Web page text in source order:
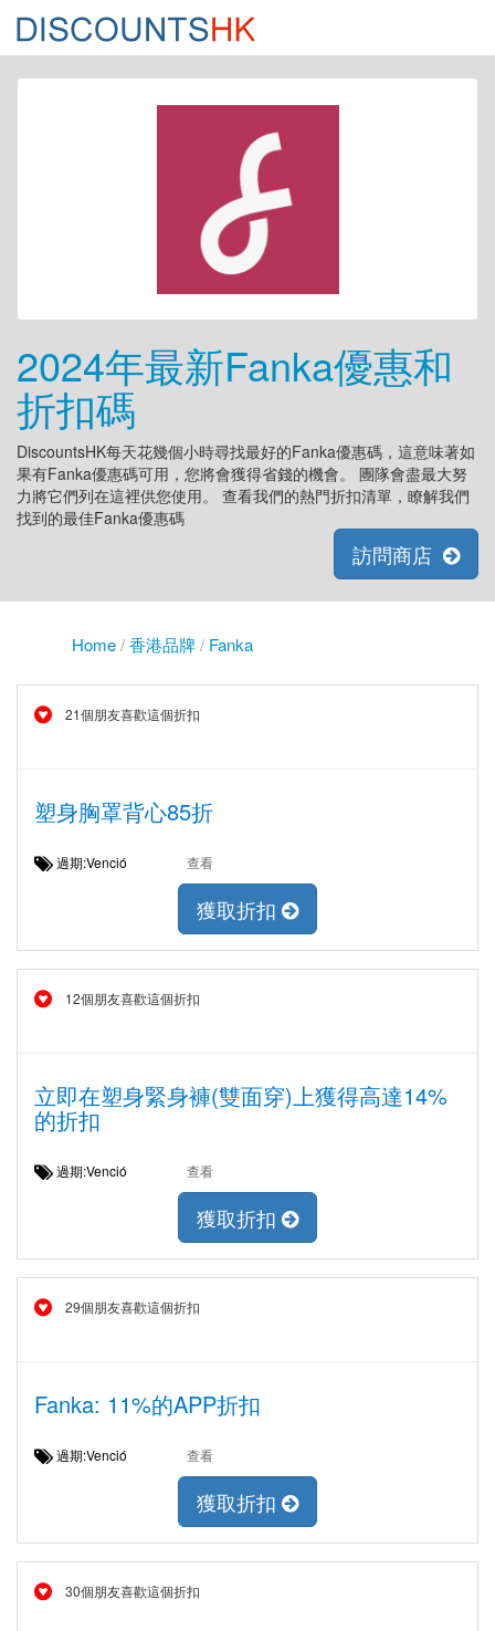
2024年最新Fanka優惠和
折扣碼
DiscountsHK每天花幾個小時尋找最好的Fanka優惠碼，這意味著如
果有Fanka優惠碼可用，您將會獲得省錢的機會。 團隊會盡最大努
力將它們列在這裡供您使用。 查看我們的熱門折扣清單，瞭解我們
找到的最佳Fanka優惠碼
訪問商店
Home/香港品牌/ Fanka
21個朋友喜歡這個折扣
塑身胸罩背心85折
過期:Venció 查看
獲取折扣
12個朋友喜歡這個折扣
立即在塑身緊身褲(雙面穿)上獲得高達14%
的折扣
過期:Venció 查看
獲取折扣
29個朋友喜歡這個折扣
Fanka: 11%的APP折扣
過期:Venció 查看
獲取折扣
30個朋友喜歡這個折扣